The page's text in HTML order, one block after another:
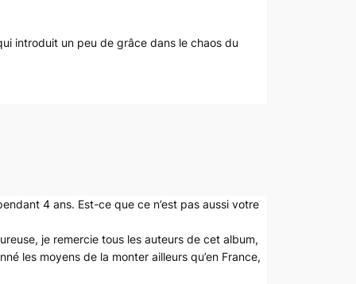
introduit un peu de grâce dans le chaos du
4 ans. Est-ce que ce n’est pas aussi votre
je remercie tous les auteurs de cet album,
les moyens de la monter ailleurs qu’en France,